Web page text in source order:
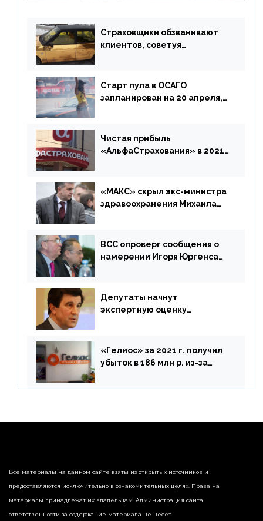
Страховщики обзванивают
клиентов, советуя
Старт пула в ОСАГО
запланирован на 20 апреля,
дублировать [дополнено]
Чистая прибыль
«АльфаСтрахования» в 2021
«МАКС» скрыл экс-министра
здравоохранения Михаила
ВСС опроверг сообщения о
намерении Игоря Юргенса
Депутаты начнут
экспертную оценку
«Гелиос» за 2021 г. получил
убыток в 186 млн р. из-за
реализации недвижимости
Все материалы на данном сайте взяты из открытых источников и
предоставляются исключительно в ознакомительных целях. Права на
материалы принадлежат их владельцам. Администрация сайта
ответственности за содержание материала не несет.